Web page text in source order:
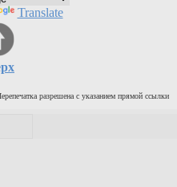
Translate
разрешена с указанием прямой ссылки